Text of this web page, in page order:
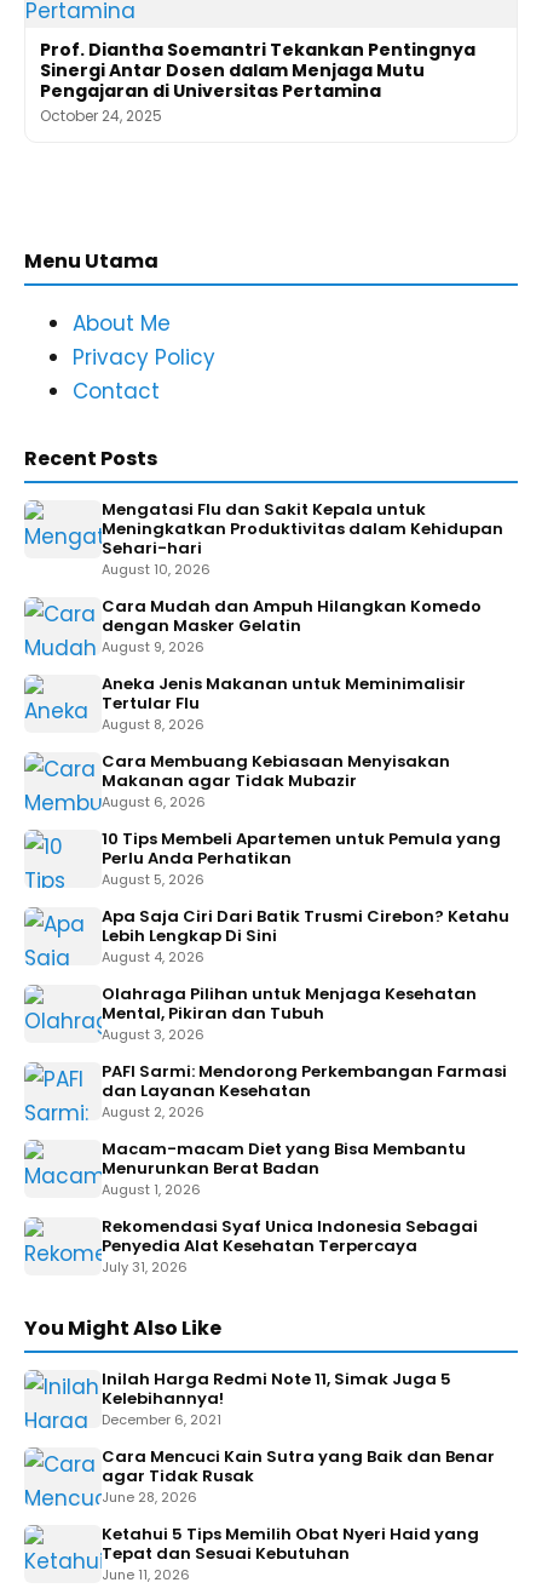
Prof. Diantha Soemantri Tekankan Pentingnya
Sinergi Antar Dosen dalam Menjaga Mutu
Pengajaran di Universitas Pertamina
October 24, 2025
Menu Utama
About Me
Privacy Policy
Contact
Recent Posts
Mengatasi Flu dan Sakit Kepala untuk
Meningkatkan Produktivitas dalam Kehidupan
Sehari-hari
August 10, 2026
Cara Mudah dan Ampuh Hilangkan Komedo
dengan Masker Gelatin
August 9, 2026
Aneka Jenis Makanan untuk Meminimalisir
Tertular Flu
August 8, 2026
Cara Membuang Kebiasaan Menyisakan
Makanan agar Tidak Mubazir
August 6, 2026
10 Tips Membeli Apartemen untuk Pemula yang
Perlu Anda Perhatikan
August 5, 2026
Apa Saja Ciri Dari Batik Trusmi Cirebon? Ketahu
Lebih Lengkap Di Sini
August 4, 2026
Olahraga Pilihan untuk Menjaga Kesehatan
Mental, Pikiran dan Tubuh
August 3, 2026
PAFI Sarmi: Mendorong Perkembangan Farmasi
dan Layanan Kesehatan
August 2, 2026
Macam-macam Diet yang Bisa Membantu
Menurunkan Berat Badan
August 1, 2026
Rekomendasi Syaf Unica Indonesia Sebagai
Penyedia Alat Kesehatan Terpercaya
July 31, 2026
You Might Also Like
Inilah Harga Redmi Note 11, Simak Juga 5
Kelebihannya!
December 6, 2021
Cara Mencuci Kain Sutra yang Baik dan Benar
agar Tidak Rusak
June 28, 2026
Ketahui 5 Tips Memilih Obat Nyeri Haid yang
Tepat dan Sesuai Kebutuhan
June 11, 2026